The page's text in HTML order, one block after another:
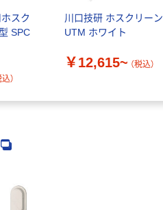
スク
SPC
込）
川口技研 ホスクリーン
UTM ホワイト
￥12,615~ （税込）